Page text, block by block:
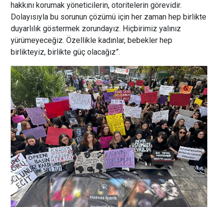
hakkını korumak yöneticilerin, otoritelerin görevidir.
Dolayısıyla bu sorunun çözümü için her zaman hep birlikte
duyarlılık göstermek zorundayız. Hiçbirimiz yalınız
yürümeyeceğiz. Özellikle kadınlar, bebekler hep
birlikteyiz, birlikte güç olacağız”.